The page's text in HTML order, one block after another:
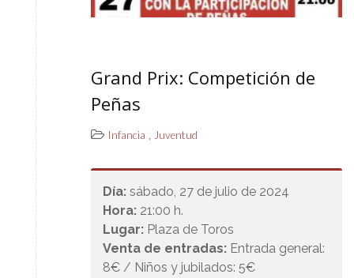
Grand Prix: Competición de
Peñas
Infancia , Juventud
Día: sábado, 27 de julio de 2024
Hora: 21:00 h.
Lugar: Plaza de Toros
Venta de entradas: Entrada general:
8€ / Niños y jubilados: 5€